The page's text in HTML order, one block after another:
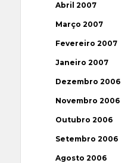
Abril 2007
Março 2007
Fevereiro 2007
Janeiro 2007
Dezembro 2006
Novembro 2006
Outubro 2006
Setembro 2006
Agosto 2006